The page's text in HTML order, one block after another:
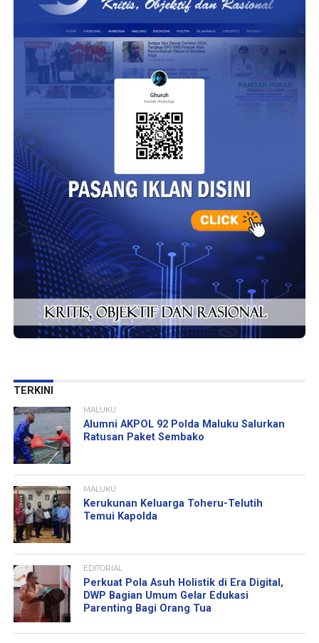
TERKINI
MALUKU
Alumni AKPOL 92 Polda Maluku Salurkan
Ratusan Paket Sembako
MALUKU
Kerukunan Keluarga Toheru-Telutih
Temui Kapolda
EDITORIAL
Perkuat Pola Asuh Holistik di Era Digital,
DWP Bagian Umum Gelar Edukasi
Parenting Bagi Orang Tua